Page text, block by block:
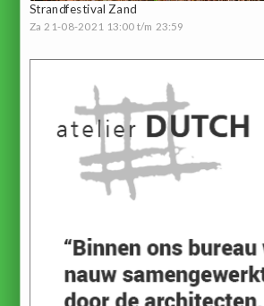
Strandfestival Zand
Za 21-08-2021 13:00 t/m 23:59